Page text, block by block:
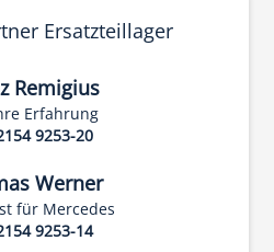
Ersatzteillager
Remigius
Erfahrung
9253-20
Werner
für Mercedes
9253-14